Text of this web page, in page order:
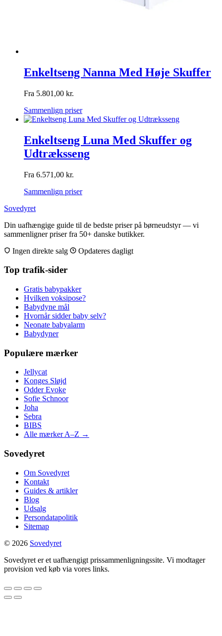
Enkeltseng Nanna Med Høje Skuffer
Fra 5.801,00 kr.
Sammenlign priser
Enkeltseng Luna Med Skuffer og
Udtræksseng
Fra 6.571,00 kr.
Sammenlign priser
Sovedyret
Din uafhængige guide til de bedste priser på børneudstyr — vi
sammenligner priser fra 50+ danske butikker.
Ingen direkte salg
Opdateres dagligt
Top trafik-sider
Gratis babypakker
Hvilken voksipose?
Babydyne mål
Hvornår sidder baby selv?
Neonate babyalarm
Babydyner
Populære mærker
Jellycat
Konges Sløjd
Odder Evoke
Sofie Schnoor
Joha
Sebra
BIBS
Alle mærker A–Z →
Sovedyret
Om Sovedyret
Kontakt
Guides & artikler
Blog
Udsalg
Persondatapolitik
Sitemap
© 2026 Sovedyret
Sovedyret er et uafhængigt prissammenligningssite. Vi modtager
provision ved køb via vores links.